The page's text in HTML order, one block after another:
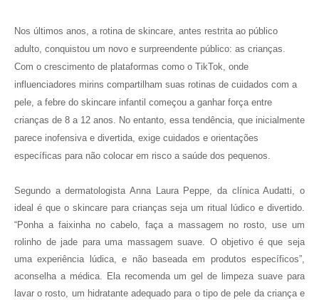
Nos últimos anos, a rotina de skincare, antes restrita ao público
adulto, conquistou um novo e surpreendente público: as crianças.
Com o crescimento de plataformas como o TikTok, onde
influenciadores mirins compartilham suas rotinas de cuidados com a
pele, a febre do skincare infantil começou a ganhar força entre
crianças de 8 a 12 anos. No entanto, essa tendência, que inicialmente
parece inofensiva e divertida, exige cuidados e orientações
específicas para não colocar em risco a saúde dos pequenos.
Segundo a dermatologista Anna Laura Peppe, da clínica Audatti, o
ideal é que o skincare para crianças seja um ritual lúdico e divertido.
“Ponha a faixinha no cabelo, faça a massagem no rosto, use um
rolinho de jade para uma massagem suave. O objetivo é que seja
uma experiência lúdica, e não baseada em produtos específicos”,
aconselha a médica. Ela recomenda um gel de limpeza suave para
lavar o rosto, um hidratante adequado para o tipo de pele da criança e